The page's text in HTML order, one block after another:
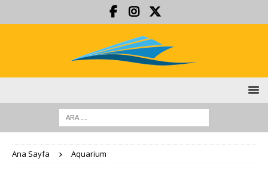
Ana Sayfa Aquarium